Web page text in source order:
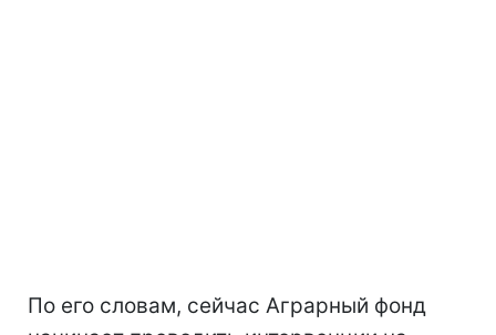
По его словам, сейчас Аграрный фонд